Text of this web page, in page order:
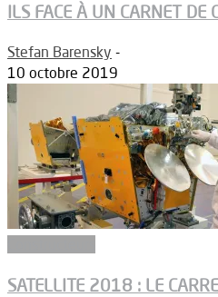
ILS FACE À UN CARNET DE
Stefan Barensky -
10 octobre 2019
SATELLITE 2018 : LE